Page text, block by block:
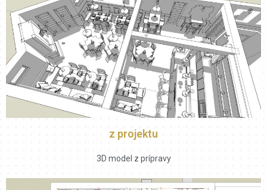
z projektu
3D model z prípravy